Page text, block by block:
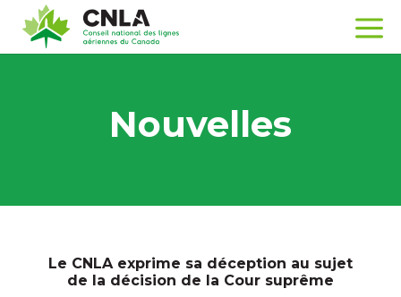
Nouvelles
Le CNLA exprime sa déception au sujet
de la décision de la Cour suprême